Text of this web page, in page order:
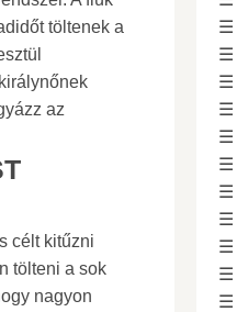
töltenek a
az
célt kitűzni
tölteni a sok
nagyon
☰
☰
☰
☰
☰
☰
☰
☰
☰
☰
☰